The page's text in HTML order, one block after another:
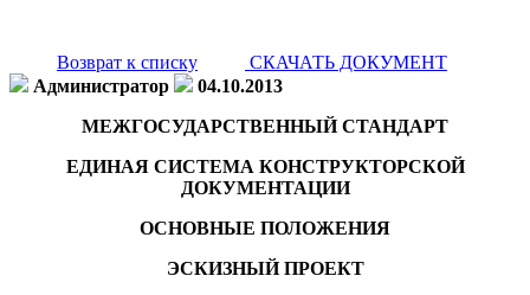
Возврат к списку
СКАЧАТЬ ДОКУМЕНТ
Администратор
04.10.2013
МЕЖГОСУДАРСТВЕННЫЙ СТАНДАРТ
ЕДИНАЯ СИСТЕМА КОНСТРУКТОРСКОЙ
ДОКУМЕНТАЦИИ
ОСНОВНЫЕ ПОЛОЖЕНИЯ
ЭСКИЗНЫЙ ПРОЕКТ